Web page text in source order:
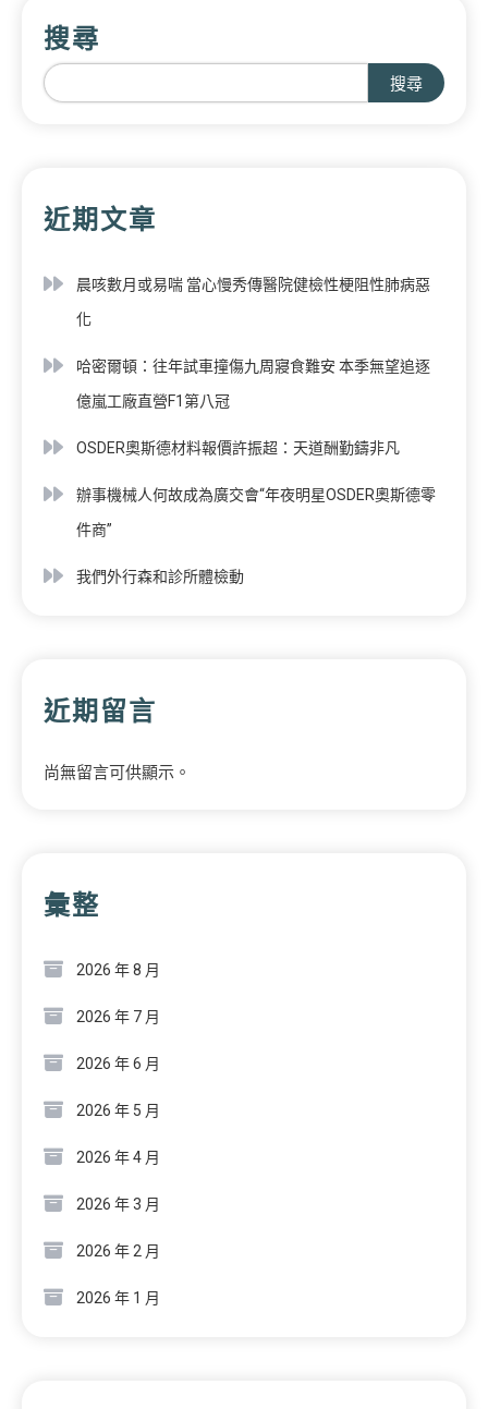
搜尋
搜尋
近期文章
晨咳數月或易喘 當心慢秀傳醫院健檢性梗阻性肺病惡
化
哈密爾頓：往年試車撞傷九周寢食難安 本季無望追逐
億嵐工廠直營F1第八冠
OSDER奧斯德材料報價許振超：天道酬勤鑄非凡
辦事機械人何故成為廣交會“年夜明星OSDER奧斯德零
件商”
我們外行森和診所體檢動
近期留言
尚無留言可供顯示。
彙整
2026 年 8 月
2026 年 7 月
2026 年 6 月
2026 年 5 月
2026 年 4 月
2026 年 3 月
2026 年 2 月
2026 年 1 月